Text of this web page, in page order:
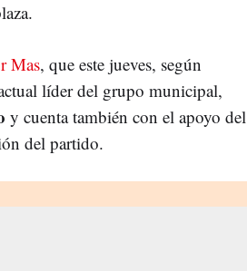
Mas, que este jueves, según
líder del grupo municipal,
y cuenta también con el apoyo del
del partido.